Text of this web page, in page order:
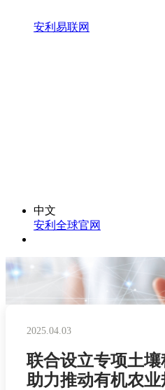
安利易联网
中文
安利全球官网
2025.04.03
联合设立专项土壤
助力推动有机农